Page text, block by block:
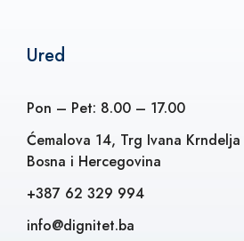
Ured
Pon – Pet: 8.00 – 17.00
Ćemalova 14, Trg Ivana
Bosna i Hercegovina
+387 62 329 994
info@dignitet.ba